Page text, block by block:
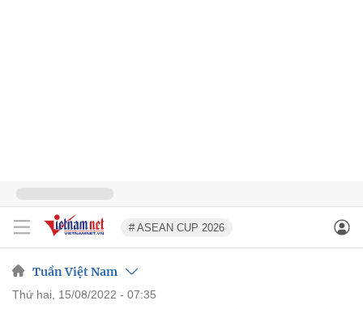
# ASEAN CUP 2026
Tuần Việt Nam
thứ hai, 15/08/2022 - 07:35